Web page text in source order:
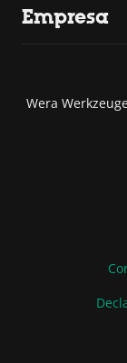
Empresa
Wera